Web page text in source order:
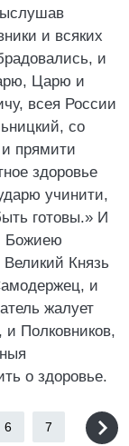
и всяких
и
Царю и
всея России
со
прямити
здоровье
учинити,
готовы.» И
Божиею
Князь
и
жалует
и Полковников,
о здоровье.
6 7